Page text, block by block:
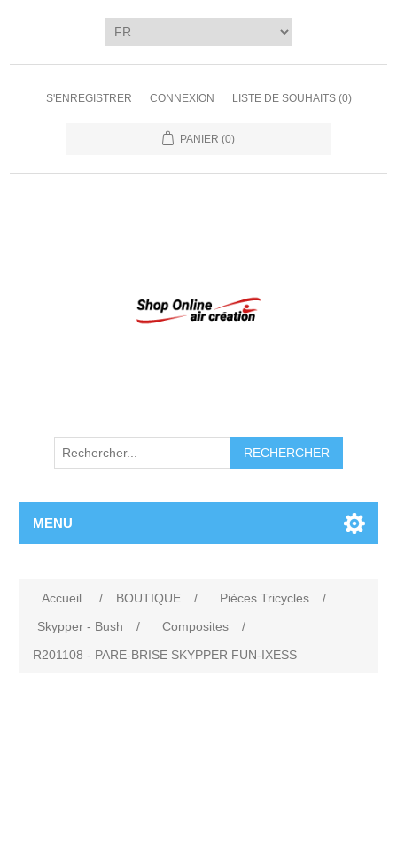
S'ENREGISTRER CONNEXION LISTE DE SOUHAITS (0)
PANIER (0)
RECHERCHER
MENU
Accueil / BOUTIQUE / Pièces Tricycles
/
Skypper - Bush
/ Composites
/
R201108 - PARE-BRISE SKYPPER FUN-IXESS